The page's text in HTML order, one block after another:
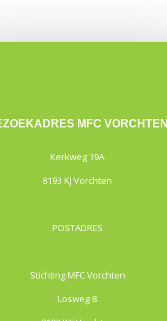
MFC VORCHTEN
Kerkweg 19A
8193 KJ Vorchten
POSTADRES
Stichting MFC Vorchten
Losweg 8